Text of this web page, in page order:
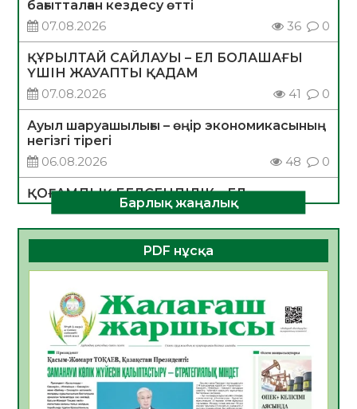
бағытталған кездесу өтті
07.08.2026
36 0
ҚҰРЫЛТАЙ САЙЛАУЫ – ЕЛ БОЛАШАҒЫ
ҮШІН ЖАУАПТЫ ҚАДАМ
07.08.2026
41 0
Ауыл шаруашылығы – өңір экономикасының
негізгі тірегі
06.08.2026
48 0
ҚОҒАМДЫҚ БЕЛСЕНДІЛІК – ЕЛ
ДАМУЫНЫҢ НЕГІЗІ
06.08.2026
46 0
ҚҰРЫЛТАЙ САЙЛАУЫ – БОЛАШАҚҚА
06.08.2026
Инфекциялық ауруларға қарсы иммундау
жұмыстарының тиімділігі
06.08.2026
50
Көкжөтел ауруы туралы
Барлық жаңалық
PDF нұсқа